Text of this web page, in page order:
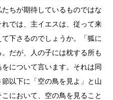
ちが期待しているものではな
では、主イエスは、従って来
下さるのでしょうか。「狐に
だが、人の子には枕する所も
について言います。それは同
以下に「空の鳥を見よ」と山
において、空の鳥を見ること